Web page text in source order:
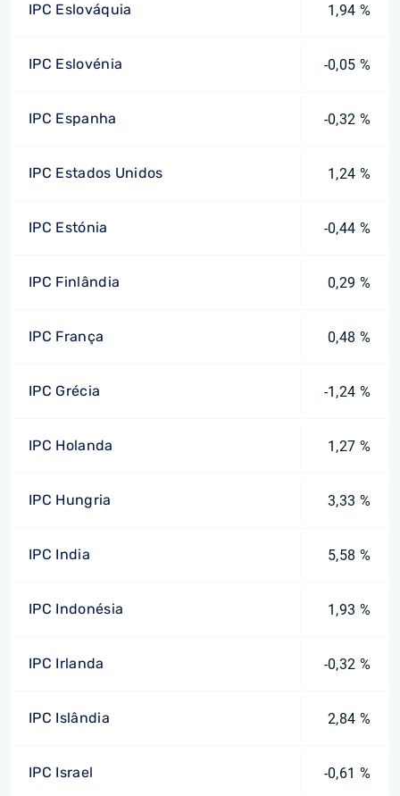
IPC Eslováquia 1,94 %
IPC Eslovénia -0,05 %
IPC Espanha -0,32 %
IPC Estados Unidos 1,24 %
IPC Estónia -0,44 %
IPC Finlândia 0,29 %
IPC França 0,48 %
IPC Grécia -1,24 %
IPC Holanda 1,27 %
IPC Hungria 3,33 %
IPC India 5,58 %
IPC Indonésia 1,93 %
IPC Irlanda -0,32 %
IPC Islândia 2,84 %
IPC Israel -0,61 %